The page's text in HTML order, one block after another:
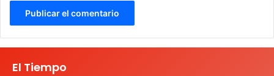
El Tiempo